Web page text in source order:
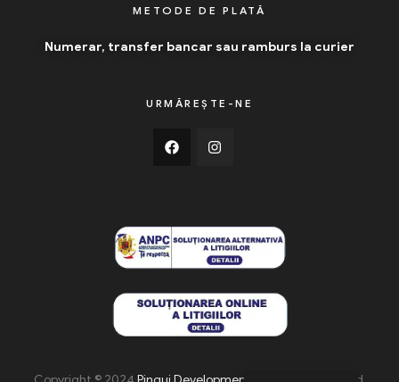
METODE DE PLATĂ
Numerar, transfer bancar sau ramburs la curier
URMĂREȘTE-NE